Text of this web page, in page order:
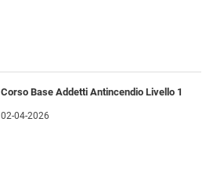
Corso Base Addetti Antincendio Livello 1
02-04-2026